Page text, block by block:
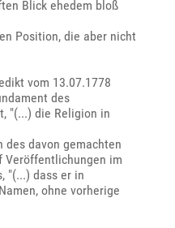
Blick ehedem bloß
Position, die aber nicht
vom 13.07.1778
des
"(...) die Religion in
des davon gemachten
Veröffentlichungen im
"(...) dass er in
ohne vorherige